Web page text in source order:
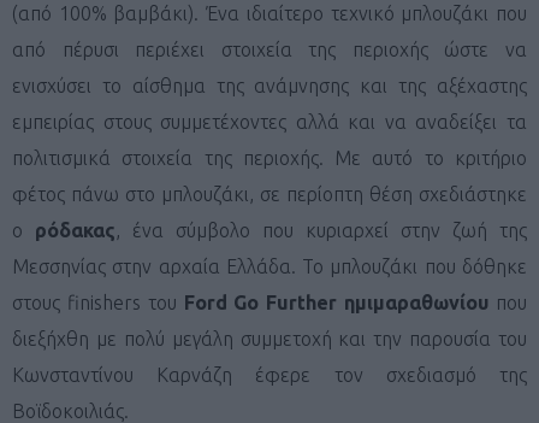
(από 100% βαμβάκι). Ένα ιδιαίτερο τεχνικό μπλουζάκι που
από πέρυσι περιέχει στοιχεία της περιοχής ώστε να
ενισχύσει το αίσθημα της ανάμνησης και της αξέχαστης
εμπειρίας στους συμμετέχοντες αλλά και να αναδείξει τα
πολιτισμικά στοιχεία της περιοχής. Με αυτό το κριτήριο
φέτος πάνω στο μπλουζάκι, σε περίοπτη θέση σχεδιάστηκε
ο ρόδακας, ένα σύμβολο που κυριαρχεί στην ζωή της
Μεσσηνίας στην αρχαία Ελλάδα. Το μπλουζάκι που δόθηκε
στους finishers του Ford Go Further ημιμαραθωνίου που
διεξήχθη με πολύ μεγάλη συμμετοχή και την παρουσία του
Κωνσταντίνου Καρνάζη έφερε τον σχεδιασμό της
Βοϊδοκοιλιάς.